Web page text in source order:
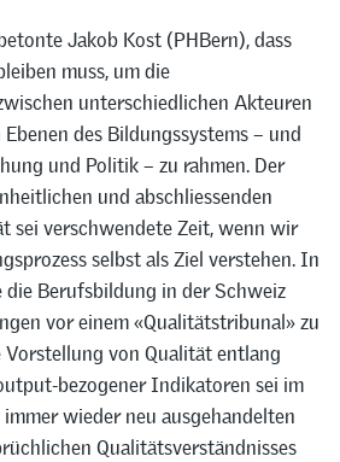
Jakob Kost (PHBern), dass
muss, um die
unterschiedlichen Akteuren
des Bildungssystems – und
und Politik – zu rahmen. Der
und abschliessenden
sei verschwendete Zeit, wenn wir
selbst als Ziel verstehen. In
die Berufsbildung in der Schweiz
vor einem «Qualitätstribunal» zu
Vorstellung von Qualität entlang
bezogener Indikatoren sei im
wieder neu ausgehandelten
Qualitätsverständnisses